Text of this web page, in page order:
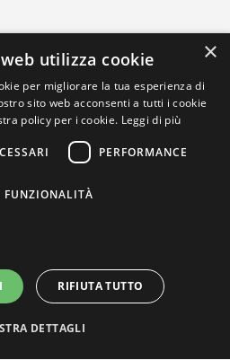
×
utilizza cookie
per migliorare la tua esperienza di
sito web acconsenti a tutti i cookie
policy per i cookie. Leggi di più
PERFORMANCE
FUNZIONALITÀ
RIFIUTA TUTTO
DETTAGLI